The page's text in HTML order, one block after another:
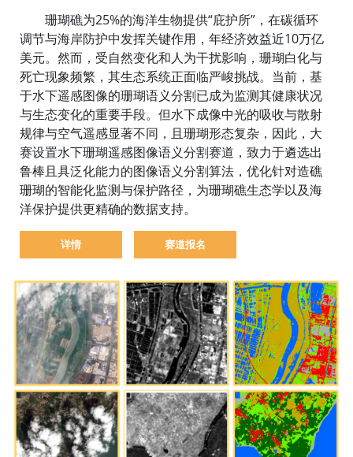
珊瑚礁为25%的海洋生物提供“庇护所”，在碳循环
调节与海岸防护中发挥关键作用，年经济效益近10万亿
美元。然而，受自然变化和人为干扰影响，珊瑚白化与
死亡现象频繁，其生态系统正面临严峻挑战。当前，基
于水下遥感图像的珊瑚语义分割已成为监测其健康状况
与生态变化的重要手段。但水下成像中光的吸收与散射
规律与空气遥感显著不同，且珊瑚形态复杂，因此，大
赛设置水下珊瑚遥感图像语义分割赛道，致力于遴选出
鲁棒且具泛化能力的图像语义分割算法，优化针对造礁
珊瑚的智能化监测与保护路径，为珊瑚礁生态学以及海
洋保护提供更精确的数据支持。
详情 赛道报名